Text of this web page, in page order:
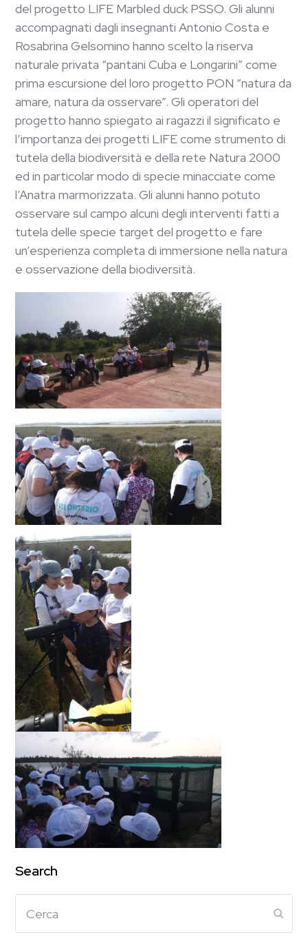
del progetto LIFE Marbled duck PSSO. Gli alunni
accompagnati dagli insegnanti Antonio Costa e
Rosabrina Gelsomino hanno scelto la riserva
naturale privata “pantani Cuba e Longarini” come
prima escursione del loro progetto PON “natura da
amare, natura da osservare”. Gli operatori del
progetto hanno spiegato ai ragazzi il significato e
l’importanza dei progetti LIFE come strumento di
tutela della biodiversità e della rete Natura 2000
ed in particolar modo di specie minacciate come
l’Anatra marmorizzata. Gli alunni hanno potuto
osservare sul campo alcuni degli interventi fatti a
tutela delle specie target del progetto e fare
un’esperienza completa di immersione nella natura
e osservazione della biodiversità.
Search